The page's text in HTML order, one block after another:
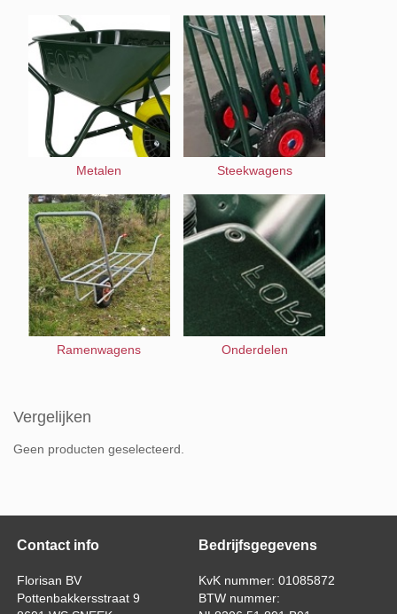
Metalen Steekwagens
Ramenwagens Onderdelen
Vergelijken
Geen producten geselecteerd.
Contact info
Florisan BV
Pottenbakkersstraat 9
Bedrijfsgegevens
KvK nummer: 01085872
BTW nummer: